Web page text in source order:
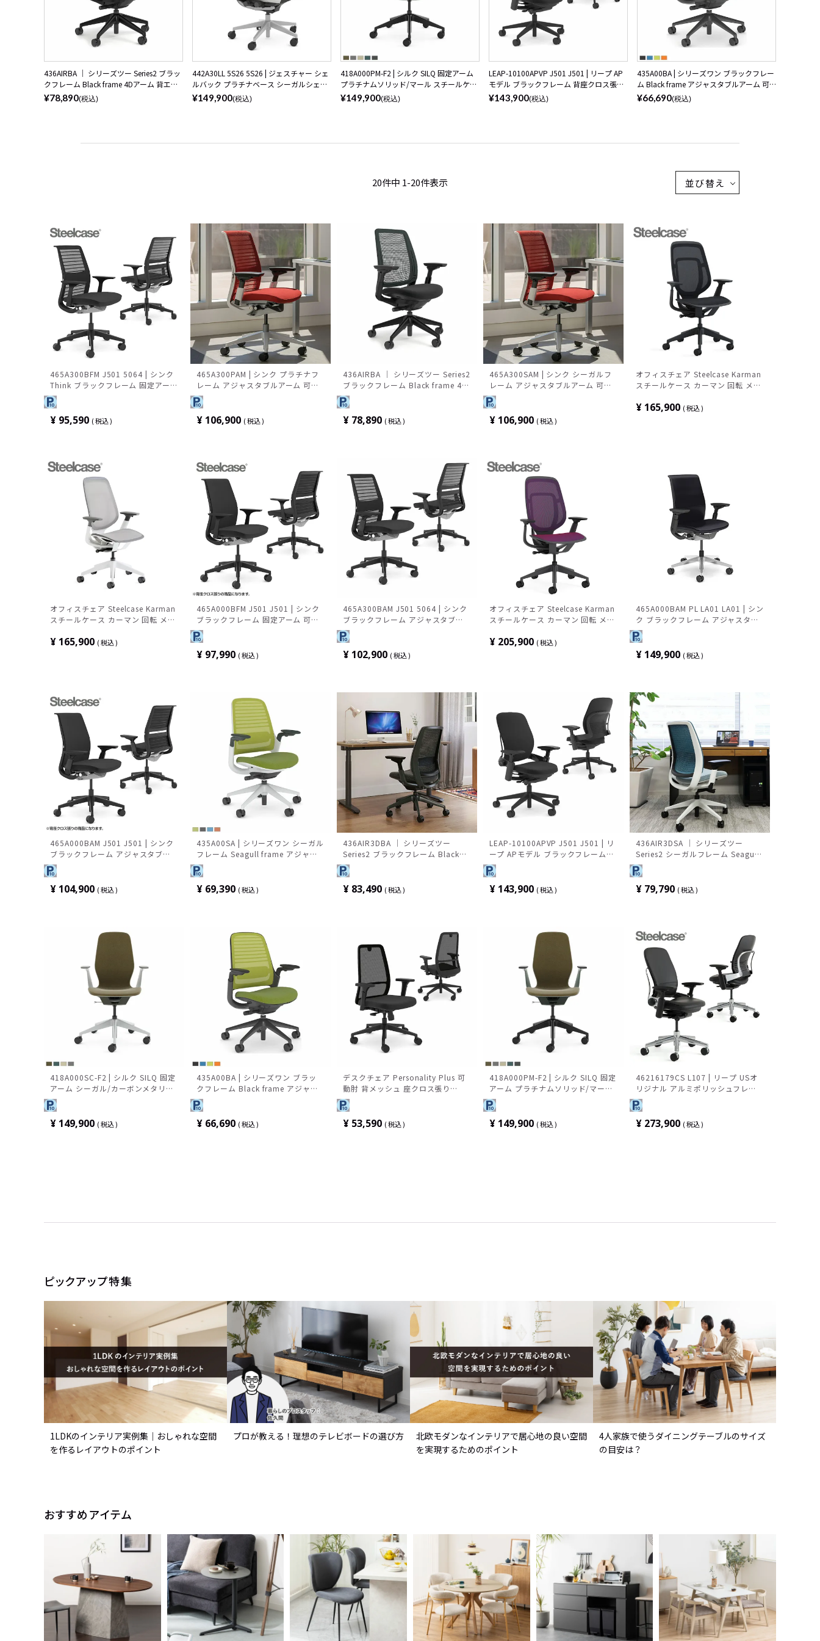
436AIRBA ｜ シリーズツー Series2 ブラッ
クフレーム Black frame 4Dアーム 背エア
バック/ブラック 座クロス張り
Steelcase(スチールケース)
¥78,890(税込)
442A30LL 5S26 5S26 | ジェスチャー シェ
ルバック プラチナベース シーガルシェル
マールアーム スチールケース
¥149,900(税込)
418A000PM-F2 | シルク SILQ 固定アーム
プラチナムソリッド/マール スチールケー
ス スチールケース
¥149,900(税込)
LEAP-10100APVP J501 J501 | リープ AP
モデル ブラックフレーム 背座クロス張り
スチールケース
¥143,900(税込)
435A00BA | シリーズワン ブラックフレー
ム Black frame アジャスタブルアーム 可
動ランバーサポート 背3Dニット 座クロス
張り スチールケース
¥66,690(税込)
並び替え
20件中 1-20件表示
465A300BFM J501 5064 | シンク
Think ブラックフレーム 固定アー
ム 可動ランバーサポート 背3Dニッ
ト 座クロス張り スチールケース
¥ 95,590 税込
465A300PAM | シンク プラチナフ
レーム アジャスタブルアーム 可動
ランバーサポート 背3Dニット 座ク
ロス張り スチールケース
¥ 106,900 税込
436AIRBA ｜ シリーズツー Series2
ブラックフレーム Black frame 4D
アーム 背エアバック/ブラック 座ク
ロス張り Steelcase(スチールケー
ス)
¥ 78,890 税込
465A300SAM | シンク シーガルフ
レーム アジャスタブルアーム 可動
ランバーサポート 背3Dニット 座ク
ロス張り スチールケース
¥ 106,900 税込
オフィスチェア Steelcase Karman
スチールケース カーマン 回転 メッ
おしゃれ ミドルバック キャスター
¥ 165,900 税込
オフィスチェア Steelcase Karman
スチールケース カーマン 回転 メッ
おしゃれ ミドルバック キャスター
¥ 165,900 税込
465A000BFM J501 J501 | シンク
ブラックフレーム 固定アーム 可動
ランバーサポート 背座クロス張り
スチールケース
¥ 97,990 税込
465A300BAM J501 5064 | シンク
ブラックフレーム アジャスタブル
アーム 可動ランバーサポート 背3D
ニット 座クロス張り スチールケー
ス
¥ 102,900 税込
オフィスチェア Steelcase Karman
スチールケース カーマン 回転 メッ
おしゃれ ミドルバック キャスター
¥ 205,900 税込
465A000BAM PL LA01 LA01 | シン
ク ブラックフレーム アジャスタブ
ルアーム 可動ランバーサポート 背
座レザー張り ポリッシュドアルミ
ベース スチールケース
¥ 149,900 税込
465A000BAM J501 J501 | シンク
ブラックフレーム アジャスタブル
アーム 可動ランバーサポート 背座
クロス張り スチールケース
¥ 104,900 税込
435A00SA | シリーズワン シーガル
フレーム Seagull frame アジャス
タブルアーム 可動ランバーサポー
ト 背3Dニット 座クロス張り スチ
ールケース
¥ 69,390 税込
436AIR3DBA ｜ シリーズツー
Series2 ブラックフレーム Black
frame 4Dアーム 可動ランバーサポ
ート 背エアバック/ブラック＋3Dマ
イクロニット 座クロス張り
¥ 83,490 税込
LEAP-10100APVP J501 J501 | リ
ープ APモデル ブラックフレーム
背座クロス張り スチールケース
¥ 143,900 税込
436AIR3DSA ｜ シリーズツー
Series2 シーガルフレーム Seagull
frame 4Dアーム 可動ランバーサポ
ート 背エアバック/シーガル＋3Dマ
イクロニット 座クロス張り
¥ 79,790 税込
418A000SC-F2 | シルク SILQ 固定
アーム シーガル/カーボンメタリッ
ク スチールケース スチールケース
¥ 149,900 税込
435A00BA | シリーズワン ブラッ
クフレーム Black frame アジャス
タブルアーム 可動ランバーサポー
ト 背3Dニット 座クロス張り スチ
ールケース
¥ 66,690 税込
デスクチェア Personality Plus 可
動肘 背メッシュ 座クロス張り
PUA100 J501 YM01 Steelcase(ス
チールケース)
¥ 53,590 税込
418A000PM-F2 | シルク SILQ 固定
アーム プラチナムソリッド/マール
スチールケース スチールケース
¥ 149,900 税込
46216179CS L107 | リープ USオ
リジナル アルミポリッシュフレー
ム 背座レザー張り スチールケース
¥ 273,900 税込
ピックアップ特集
1LDKのインテリア実例集｜おしゃれな空間
を作るレイアウトのポイント
プロが教える！理想のテレビボードの選び方
北欧モダンなインテリアで居心地の良い空間
を実現するためのポイント
4人家族で使うダイニングテーブルのサイズ
の目安は？
おすすめアイテム